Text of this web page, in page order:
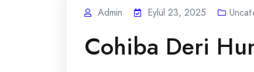
Admin Eylül 23, 2025
Cohiba Deri